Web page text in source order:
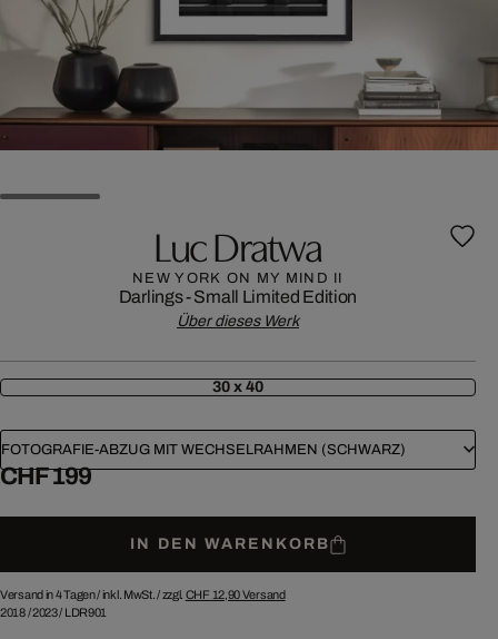
Luc Dratwa
NEW YORK ON MY MIND II
Darlings - Small Limited Edition
Über dieses Werk
30 x 40
FOTOGRAFIE-ABZUG MIT WECHSELRAHMEN (SCHWARZ)
CHF 199
IN DEN WARENKORB
Versand in 4 Tagen /inkl. MwSt. / zzgl. CHF 12,90Versand
2018/2023/ LDR901